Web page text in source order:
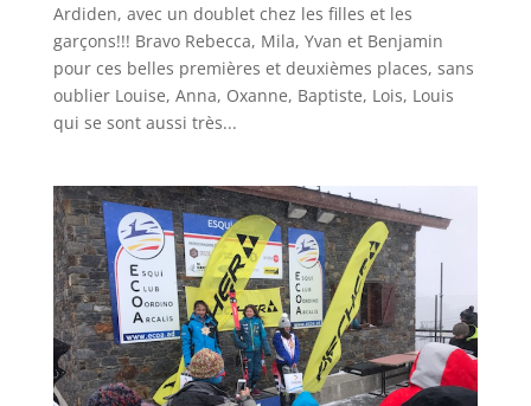
Ardiden, avec un doublet chez les filles et les
garçons!!! Bravo Rebecca, Mila, Yvan et Benjamin
pour ces belles premières et deuxièmes places, sans
oublier Louise, Anna, Oxanne, Baptiste, Lois, Louis
qui se sont aussi très...